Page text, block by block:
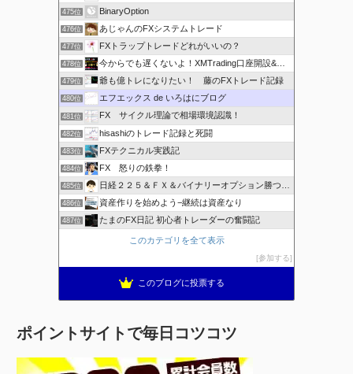
475位 BinaryOption
476位 あじゃんのFXシステムトレード
477位 FXトラップトレードどれがいいの？
478位 今からでも遅くないよ！XMTrading口座開設&攻略ブログ
479位 爺も億トレになりたい！ 藤のFXトレード記録
480位 エフエックス de いろはにブログ
481位 FX サイクル理論で相場環境認識！
482位 hisashiのトレード記録と死闘
483位 FXテクニカル実践記
484位 FX 怒りの鉄拳！
485位 日経２２５＆ＦＸ＆バイナリーオプション勝つための
486位 資産作りを始めよう−継続は資産なり
487位 たまのFX日記 初心者トレーダーの奮闘記
このカテゴリを全て表示
参加する
このブログに投票する
ポイントサイトで毎日コツコツ